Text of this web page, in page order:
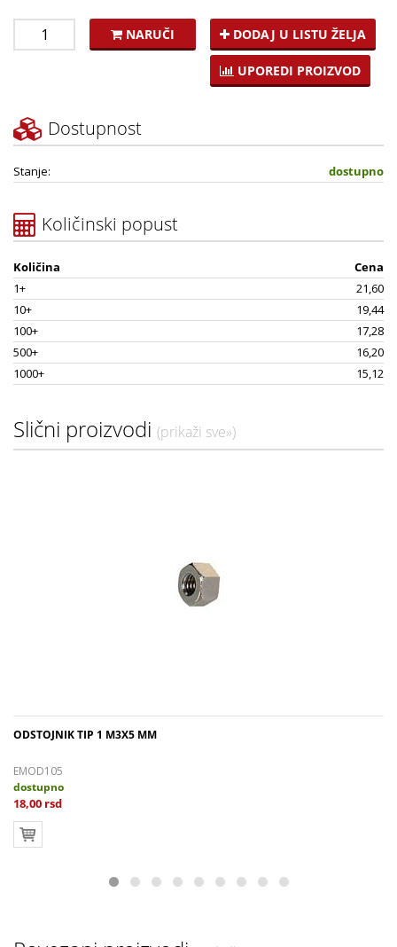
NARUČI DODAJ U LISTU ŽELJA
UPOREDI PROIZVOD
Dostupnost
Stanje: dostupno
Količinski popust
Količina
Cena
1+
21,60
10+
19,44
100+
17,28
500+
16,20
1000+
15,12
Slični proizvodi (prikaži sve»)
ODSTOJNIK TIP 1 M3X5 MM
EMOD105
dostupno
18,00 rsd